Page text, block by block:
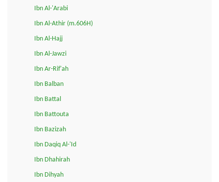
Ibn Al-'Arabi
Ibn Al-Athir (m.606H)
Ibn Al-Hajj
Ibn Al-Jawzi
Ibn Ar-Rif'ah
Ibn Balban
Ibn Battal
Ibn Battouta
Ibn Bazizah
Ibn Daqiq Al-'Id
Ibn Dhahirah
Ibn Dihyah